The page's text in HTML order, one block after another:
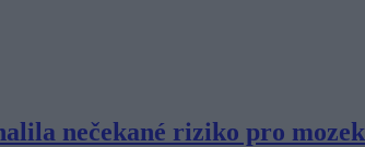
nečekané riziko pro mozek